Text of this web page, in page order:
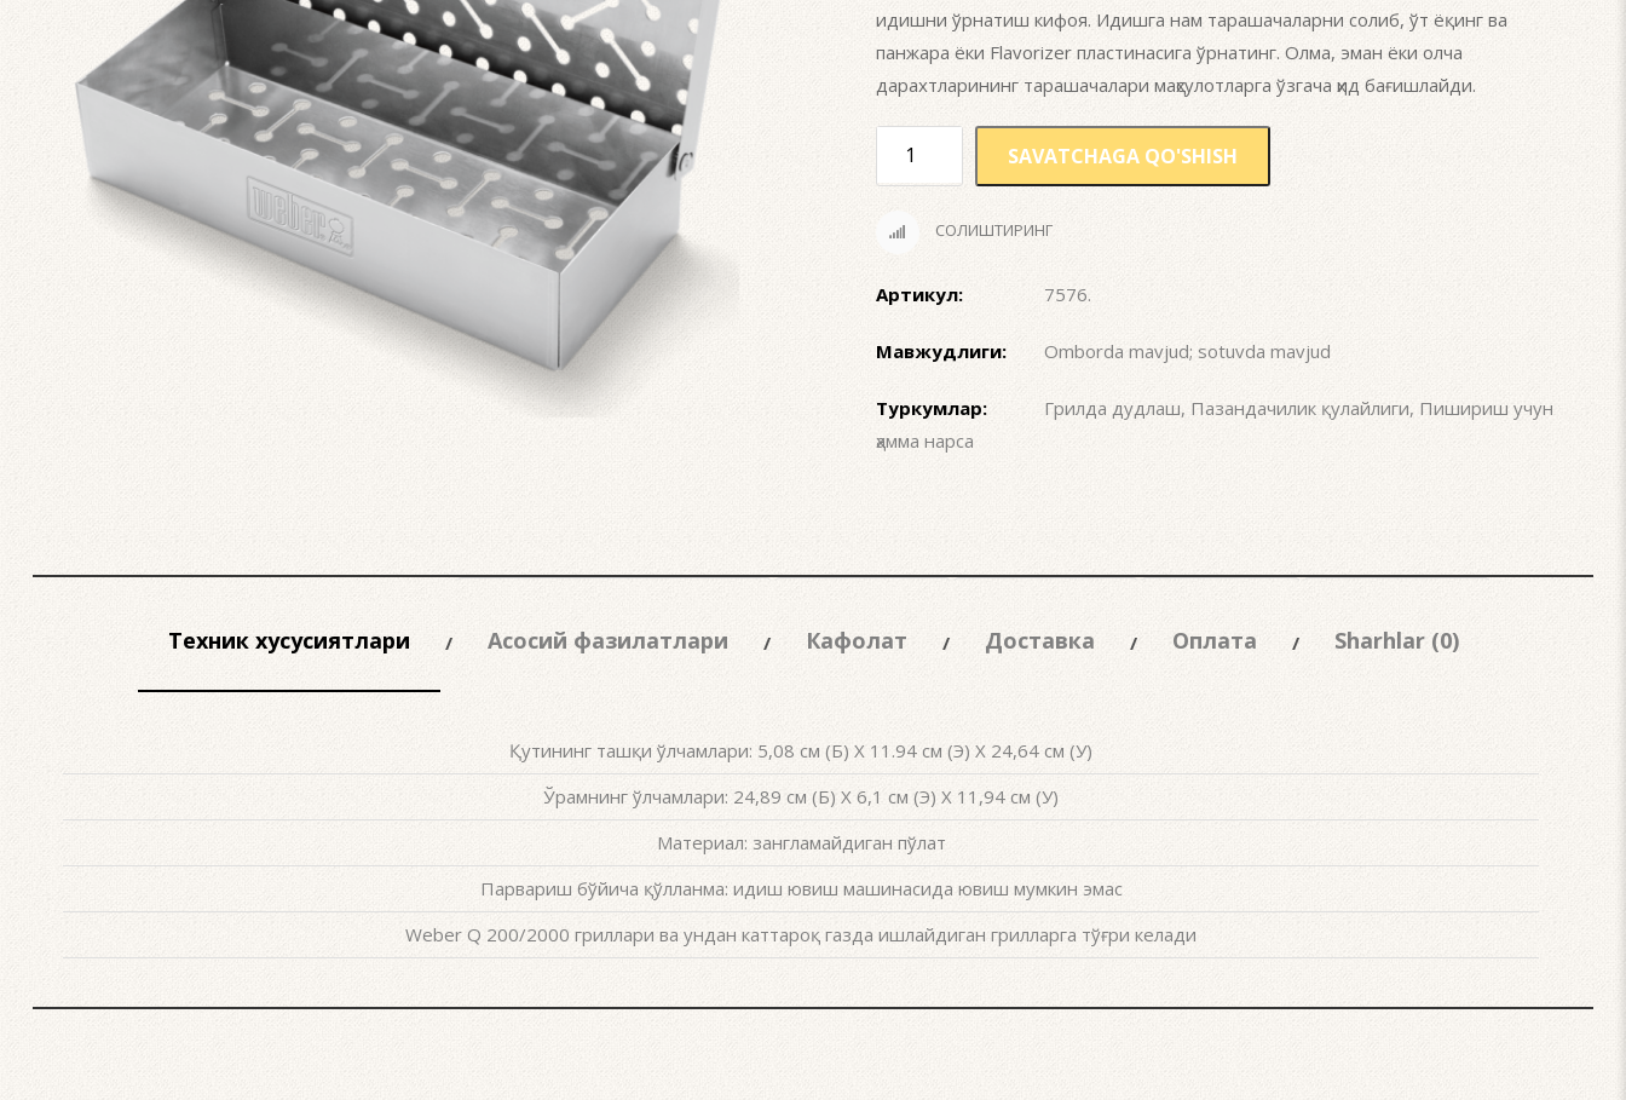
идишни ўрнатиш кифоя. Идишга нам тарашачаларни солиб, ўт ёқинг ва
панжара ёки Flavorizer пластинасига ўрнатинг. Олма, эман ёки олча
дарахтларининг тарашачалари маҳсулотларга ўзгача ҳид бағишлайди.
SAVATCHAGA QO'SHISH
СОЛИШТИРИНГ
Артикул: 7576.
Мавжудлиги: Omborda mavjud; sotuvda mavjud
Туркумлар: Грилда дудлаш, Пазандачилик қулайлиги, Пишириш учун
ҳамма нарса
Техник хусусиятлари Асосий фазилатлари Кафолат Доставка Оплата Sharhlar (0)
Қутининг ташқи ўлчамлари: 5,08 см (Б) X 11.94 см (Э) X 24,64 см (У)
Ўрамнинг ўлчамлари: 24,89 см (Б) X 6,1 см (Э) X 11,94 см (У)
Материал: зангламайдиган пўлат
Парвариш бўйича қўлланма: идиш ювиш машинасида ювиш мумкин эмас
Weber Q 200/2000 гриллари ва ундан каттароқ газда ишлайдиган грилларга тўғри келади